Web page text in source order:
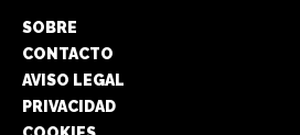
SOBRE
CONTACTO
AVISO LEGAL
PRIVACIDAD